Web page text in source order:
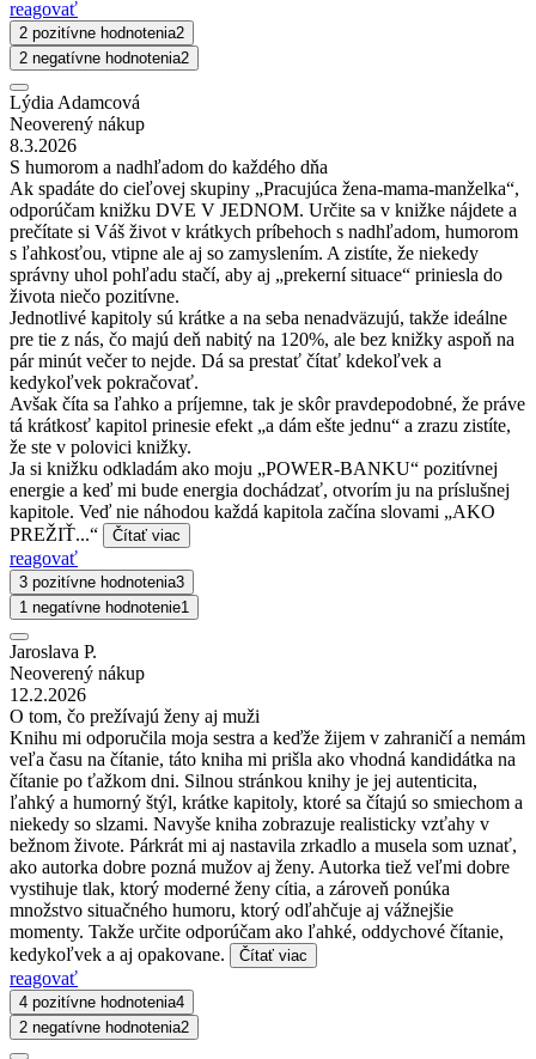
reagovať
2 pozitívne hodnotenia2
2 negatívne hodnotenia2
Lýdia Adamcová
Neoverený nákup
8.3.2026
S humorom a nadhľadom do každého dňa
Ak spadáte do cieľovej skupiny „Pracujúca žena-mama-manželka“,
odporúčam knižku DVE V JEDNOM. Určite sa v knižke nájdete a
prečítate si Váš život v krátkych príbehoch s nadhľadom, humorom
s ľahkosťou, vtipne ale aj so zamyslením. A zistíte, že niekedy
správny uhol pohľadu stačí, aby aj „prekerní situace“ priniesla do
života niečo pozitívne.
Jednotlivé kapitoly sú krátke a na seba nenadväzujú, takže ideálne
pre tie z nás, čo majú deň nabitý na 120%, ale bez knižky aspoň na
pár minút večer to nejde. Dá sa prestať čítať kdekoľvek a
kedykoľvek pokračovať.
Avšak číta sa ľahko a príjemne, tak je skôr pravdepodobné, že práve
tá krátkosť kapitol prinesie efekt „a dám ešte jednu“ a zrazu zistíte,
že ste v polovici knižky.
Ja si knižku odkladám ako moju „POWER-BANKU“ pozitívnej
energie a keď mi bude energia dochádzať, otvorím ju na príslušnej
kapitole. Veď nie náhodou každá kapitola začína slovami „AKO
PREŽIŤ...“
Čítať viac
reagovať
3 pozitívne hodnotenia3
1 negatívne hodnotenie1
Jaroslava P.
Neoverený nákup
12.2.2026
O tom, čo prežívajú ženy aj muži
Knihu mi odporučila moja sestra a keďže žijem v zahraničí a nemám
veľa času na čítanie, táto kniha mi prišla ako vhodná kandidátka na
čítanie po ťažkom dni. Silnou stránkou knihy je jej autenticita,
ľahký a humorný štýl, krátke kapitoly, ktoré sa čítajú so smiechom a
niekedy so slzami. Navyše kniha zobrazuje realisticky vzťahy v
bežnom živote. Párkrát mi aj nastavila zrkadlo a musela som uznať,
ako autorka dobre pozná mužov aj ženy. Autorka tiež veľmi dobre
vystihuje tlak, ktorý moderné ženy cítia, a zároveň ponúka
množstvo situačného humoru, ktorý odľahčuje aj vážnejšie
momenty. Takže určite odporúčam ako ľahké, oddychové čítanie,
kedykoľvek a aj opakovane.
Čítať viac
reagovať
4 pozitívne hodnotenia4
2 negatívne hodnotenia2